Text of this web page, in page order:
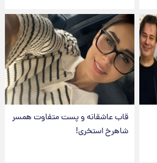
قاب عاشقانه و پست متفاوت همسر
شاهرخ استخری!